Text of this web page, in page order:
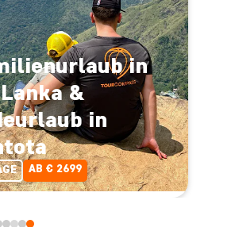
in
&
in
AB € 2699